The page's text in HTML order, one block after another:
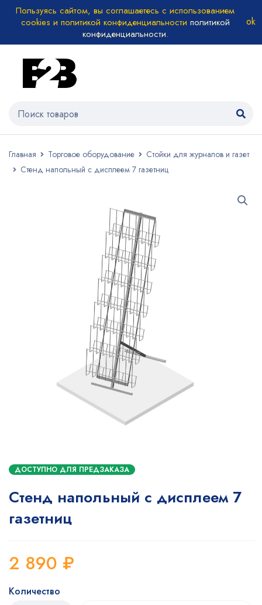
Пользуясь сайтом, вы соглашаетесь с использованием
cookies и политикой конфиденциальности политикой
конфиденциальности.
Главная Торговое оборудование
Стойки для журналов и газет
Стенд напольный с дисплеем 7 газетниц
ДОСТУПНО ДЛЯ ПРЕДЗАКАЗА
Стенд напольный с дисплеем 7
газетниц
2 890 ₽
Количество